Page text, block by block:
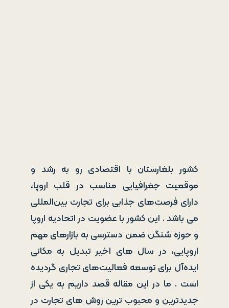
کشور بلغارستان با اقتصادی رو به رشد و
موقعیت جغرافیایی مناسب در قلب اروپا،
دارای فرصت‌های جذابی برای تجارت بین‌المللی
می باشد . این کشور با عضویت در اتحادیه اروپا
و حوزه شنگن ضمن دسترسی به بازارهای مهم
اروپایی، در سال های اخیر تبدیل به مکانی
ایده‌آل برای توسعه فعالیت‌های تجاری گردیده
است . ما در این مقاله قصد داریم به یکی از
جدیدترین و محبوب ترین روش های تجارت در